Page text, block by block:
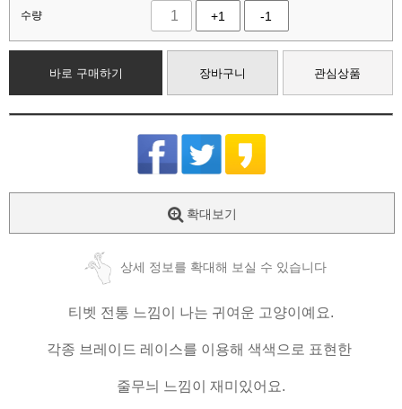
수량 +1 -1
바로 구매하기 장바구니 관심상품
확대보기
상세 정보를 확대해 보실 수 있습니다
티벳 전통 느낌이 나는 귀여운 고양이예요.
각종 브레이드 레이스를 이용해 색색으로 표현한
줄무늬 느낌이 재미있어요.